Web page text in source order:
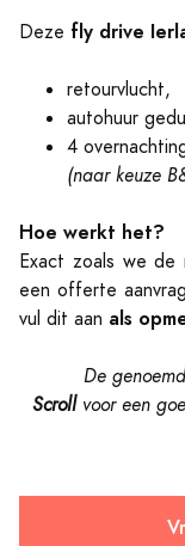
Deze fly drive
retourvlucht,
autohuur
4
(naar keuze
Hoe werkt het?
Exact zoals we
een offerte
vul dit aan als
De
Scroll voor een